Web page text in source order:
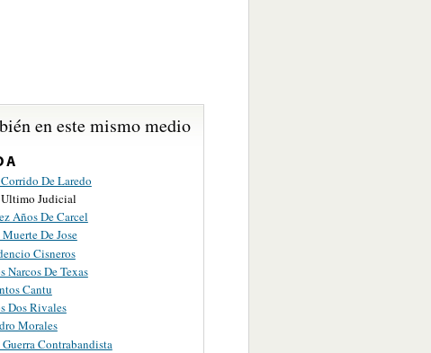
en este mismo medio
A
De Laredo
Judicial
Años De Carcel
De Jose
Cisneros
Narcos De Texas
Cantu
Dos Rivales
Morales
Contrabandista